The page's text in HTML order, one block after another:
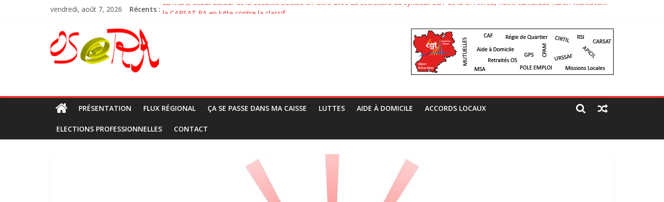
vendredi, août 7, 2026 Récents : 22 mars, débat autour de la Sécurité Sociale en Isère avec La secrétaire du syndicat CGT de la CPAM 38, notre camarade Karen Mantovani
Pour la venue de M Grivel, Directeur de la CNAF, le syndicat CGT de la CAF 38 lui a préparé un jolie comité d’accueil, bravo aux camarades
OSeRA
osera
PRÉSENTATION FLUX RÉGIONAL ÇA SE PASSE DANS MA CAISSE LUTTES AIDE À DOMICILE ACCORDS LOCAUX
ELECTIONS PROFESSIONNELLES CONTACT